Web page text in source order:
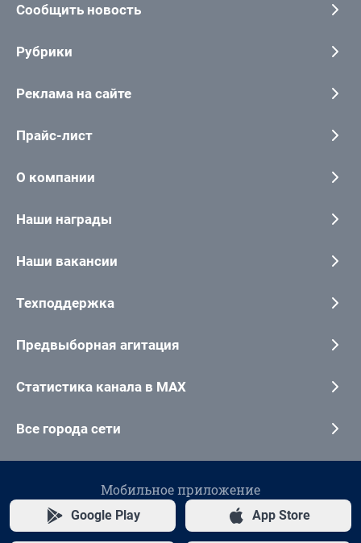
Сообщить новость
Рубрики
Реклама на сайте
Прайс-лист
О компании
Наши награды
Наши вакансии
Техподдержка
Предвыборная агитация
Статистика канала в MAX
Все города сети
Мобильное приложение
Google Play App Store